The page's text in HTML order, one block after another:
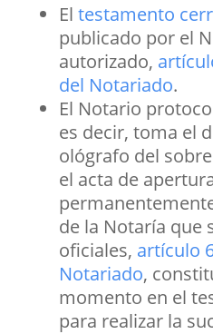
El testamento
publicado por el
autorizado,
del Notariado.
El Notario
es decir, toma el
ológrafo del
el acta de
de la Notaría que
oficiales, artículo
Notariado,
momento en el
para realizar la